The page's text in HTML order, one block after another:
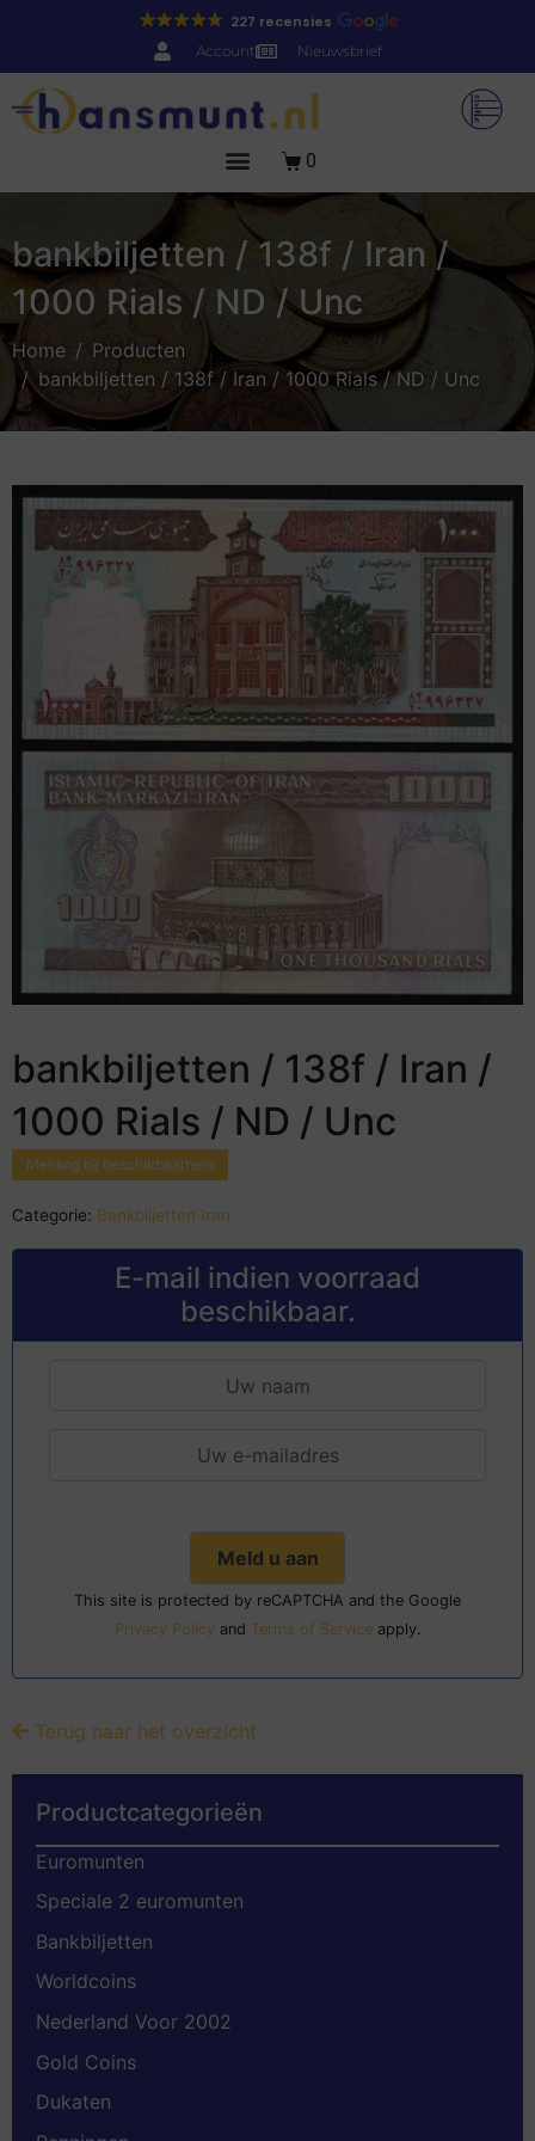
227 recensies
Account Nieuwsbrief
0
bankbiljetten / 138f / Iran /
1000 Rials / ND / Unc
Home
Producten
bankbiljetten / 138f / Iran / 1000 Rials / ND / Unc
bankbiljetten / 138f / Iran /
1000 Rials / ND / Unc
Melding bij beschikbaarheid
Categorie: Bankbiljetten Iran
E-mail indien voorraad
beschikbaar.
This site is protected by reCAPTCHA and the Google
Privacy Policy and Terms of Service apply.
Terug naar het overzicht
Productcategorieën
Euromunten
Speciale 2 euromunten
Bankbiljetten
Worldcoins
Nederland Voor 2002
Gold Coins
Dukaten